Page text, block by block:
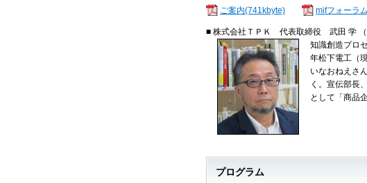
ご案内(741kbyte) mifフォーラ
■ 株式会社ＴＰＫ 代表取締役 武田 学 （
知識創造プロ
年松下電工（
いなおねえさ
く。宣伝部長
として「商品
プログラム